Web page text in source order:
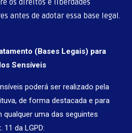
os direitos e liberdades
antes de adotar essa base legal.
(Bases Legais) para
Sensíveis
poderá ser realizado pela
de forma destacada e para
uma das seguintes
da LGPD: